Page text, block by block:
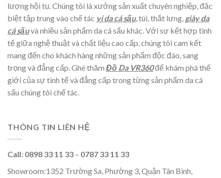
lượng hội tụ. Chúng tôi là xưởng sản xuất chuyên nghiệp, đặc
biệt tập trung vào chế tác ví da cá sấu, túi, thắt lưng, giày da
cá sấuvà nhiều sản phẩm da cá sấu khác. Với sự kết hợp tinh
tế giữa nghệ thuật và chất liệu cao cấp, chúng tôi cam kết
mang đến cho khách hàng những sản phẩm độc đáo, sang
trọng và đẳng cấp. Ghé thăm Đồ Da VR360để khám phá thế
giới của sự tinh tế và đẳng cấp trong từng sản phẩm da cá
sấu chúng tôi chế tác.
THÔNG TIN LIÊN HỆ
Call: 0898 33 11 33 – 0787 33 11 33
Showroom:1352 Trường Sa, Phường 3, Quận Tân Bình,